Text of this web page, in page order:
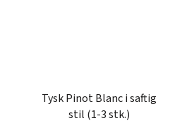
Tysk Pinot Blanc i saftig
stil (1-3 stk.)